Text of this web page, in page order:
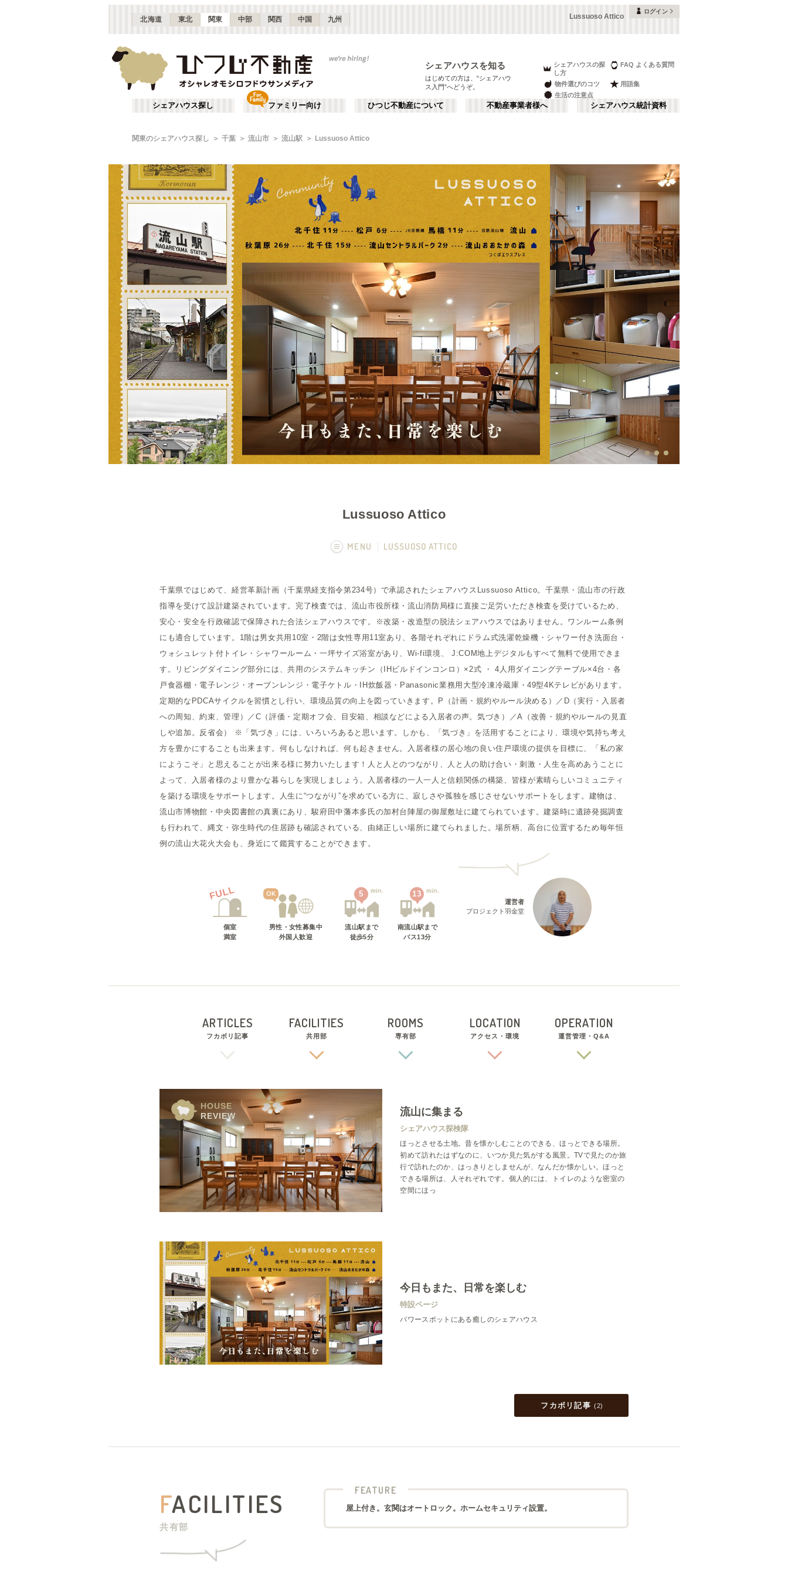
北海道 東北 関東 中部 関西 中国 九州 Lussuoso Attico
ログイン
シェアハウスを知る
はじめての方は、“シェアハウ
ス入門”へどうぞ。
シェアハウスの探
し方
FAQ よくある質問
物件選びのコツ
用語集
生活の注意点
シェアハウス探し ファミリー向け ひつじ不動産について 不動産事業者様へ シェアハウス統計資料
関東のシェアハウス探し 千葉 流山市 流山駅 Lussuoso Attico
HOUSEREVIEW
流山に集まる
Lussuoso Attico
MENU LUSSUOSO ATTICO
運営者 フカボリ記事
千葉県ではじめて、経営革新計画（千葉県経支指令第234号）で承認されたシェアハウスLussuoso Attico。千葉県・流山市の行政
指導を受けて設計建築されています。完了検査では、流山市役所様・流山消防局様に直接ご足労いただき検査を受けているため、
安心・安全を行政確認で保障された合法シェアハウスです。※改築・改造型の脱法シェアハウスではありません。ワンルーム条例
にも適合しています。1階は男女共用10室・2階は女性専用11室あり、各階それぞれにドラム式洗濯乾燥機・シャワー付き洗面台・
ウォシュレット付トイレ・シャワールーム・一坪サイズ浴室があり、Wi-fi環境、 J:COM地上デジタルもすべて無料で使用できま
す。リビングダイニング部分には、共用のシステムキッチン（IHビルドインコンロ）×2式 ・ 4人用ダイニングテーブル×4台・各
戸食器棚・電子レンジ・オーブンレンジ・電子ケトル・IH炊飯器・Panasonic業務用大型冷凍冷蔵庫・49型4Kテレビがあります。
定期的なPDCAサイクルを習慣とし行い、環境品質の向上を図っていきます。P（計画・規約やルール決める）／D（実行・入居者
への周知、約束、管理）／C（評価・定期オフ会、目安箱、相談などによる入居者の声。気づき）／A（改善・規約やルールの見直
しや追加。反省会） ※「気づき」には、いろいろあると思います。しかも、「気づき」を活用することにより、環境や気持ち考え
方を豊かにすることも出来ます。何もしなければ、何も起きません。入居者様の居心地の良い住戸環境の提供を目標に、「私の家
にようこそ」と思えることが出来る様に努力いたします！人と人とのつながり、人と人の助け合い・刺激・人生を高めあうことに
よって、入居者様のより豊かな暮らしを実現しましょう。入居者様の一人一人と信頼関係の構築、皆様が素晴らしいコミュニティ
を築ける環境をサポートします。人生に“つながり”を求めている方に、寂しさや孤独を感じさせないサポートをします。建物は、
流山市博物館・中央図書館の真裏にあり、駿府田中藩本多氏の加村台陣屋の御屋敷址に建てられています。建築時に遺跡発掘調査
も行われて、縄文・弥生時代の住居跡も確認されている、由緒正しい場所に建てられました。場所柄、高台に位置するため毎年恒
例の流山大花火大会も、身近にて鑑賞することができます。
FULL
個室
満室
OK
男性・女性募集中
外国人歓迎
5 min.
流山駅 まで
徒歩5分
13 min.
南流山駅まで
バス13分
運営者
プロジェクト羽金堂
ARTICLES
フカボリ記事
FACILITIES
共用部
ROOMS
専有部
LOCATION
アクセス・環境
OPERATION
運営管理・Q&A
HOUSE
REVIEW
流山に集まる
シェアハウス探検隊
ほっとさせる土地。昔を懐かしむことのできる、ほっとできる場所。
初めて訪れたはずなのに、いつか見た気がする風景。TVで見たのか旅
行で訪れたのか、はっきりとしませんが、なんだか懐かしい。ほっと
できる場所は、人それぞれです。個人的には、トイレのような密室の
空間にほっ
今日もまた、日常を楽しむ
特設ページ
パワースポットにある癒しのシェアハウス
フカボリ記事 (2)
FACILITIES
共有部
FEATURE
屋上付き。玄関はオートロック。ホームセキュリティ設置。